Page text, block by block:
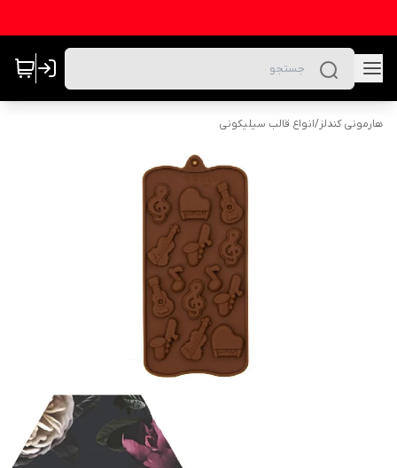
هارمونی کندلز/انواع قالب سیلیکونی